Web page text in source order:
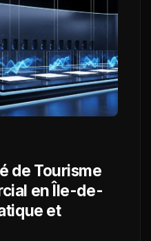
de Tourisme
en Île-de-
et